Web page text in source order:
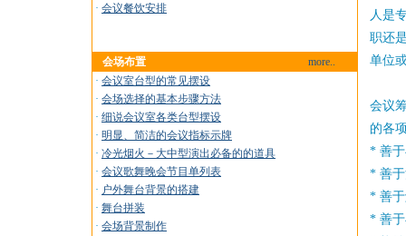
· 会议餐饮安排
会场布置
more..
· 会议室台型的常见摆设
· 会场选择的基本步骤方法
· 细说会议室各类台型摆设
· 明显、简洁的会议指标示牌
· 冷光烟火－大中型演出必备的的道具
· 会议歌舞晚会节目单列表
· 户外舞台背景的搭建
· 舞台拼装
· 会场背景制作
人是
职还
单位
会议
的各
* 善
* 善
* 善
* 善